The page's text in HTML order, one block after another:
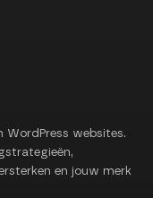
WordPress websites.
en jouw merk